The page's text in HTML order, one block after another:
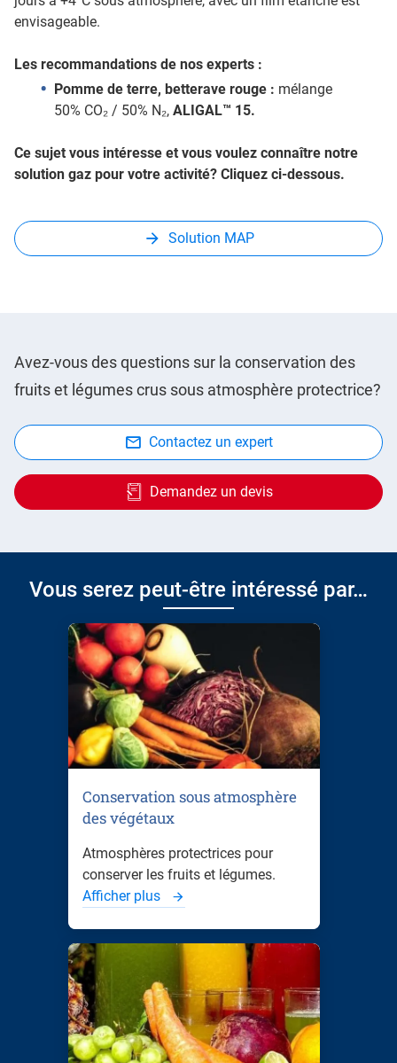
envisageable.
Les recommandations de nos experts :
Pomme de terre, betterave rouge : mélange
50% CO₂ / 50% N₂,ALIGAL™ 15.
Ce sujet vous intéresse et vous voulez connaître notre
solution gaz pour votre activité? Cliquez ci-dessous.
Solution MAP
Avez-vous des questions sur la conservation des
fruits et légumes crus sous atmosphère protectrice?
Contactez un expert
Demandez un devis
Vous serez peut-être intéressé par…
Conservation sous atmosphère
des végétaux
Atmosphères protectrices pour
conserver les fruits et légumes.
Afficher plus